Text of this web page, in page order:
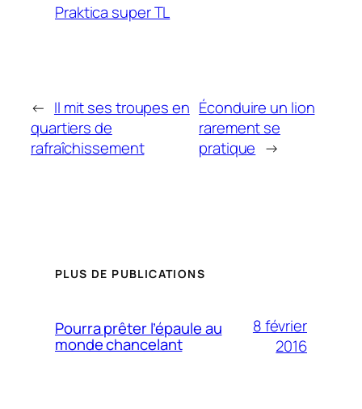
Praktica super TL
← Il mit ses troupes en
quartiers de
rafraîchissement
Éconduire un lion
rarement se
pratique →
PLUS DE PUBLICATIONS
Pourra prêter l’épaule au
monde chancelant
8 février
2016